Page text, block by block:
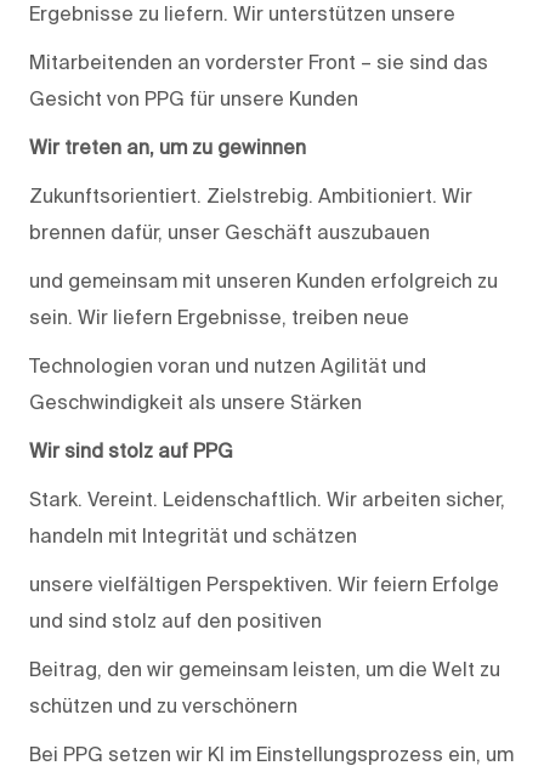
Ergebnisse zu liefern. Wir unterstützen unsere
Mitarbeitenden an vorderster Front – sie sind das
Gesicht von PPG für unsere Kunden
Wir treten an, um zu gewinnen
Zukunftsorientiert. Zielstrebig. Ambitioniert. Wir
brennen dafür, unser Geschäft auszubauen
und gemeinsam mit unseren Kunden erfolgreich zu
sein. Wir liefern Ergebnisse, treiben neue
Technologien voran und nutzen Agilität und
Geschwindigkeit als unsere Stärken
Wir sind stolz auf PPG
Stark. Vereint. Leidenschaftlich. Wir arbeiten sicher,
handeln mit Integrität und schätzen
unsere vielfältigen Perspektiven. Wir feiern Erfolge
und sind stolz auf den positiven
Beitrag, den wir gemeinsam leisten, um die Welt zu
schützen und zu verschönern
Bei PPG setzen wir KI im Einstellungsprozess ein, um